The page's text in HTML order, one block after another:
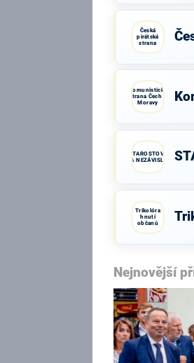
Česká
pirátská
strana
Komunistická
strana Čech a
Moravy
STAROSTOVÉ
A NEZÁVISLÍ
Trikolóra
hnutí
občanů
Nejnovější